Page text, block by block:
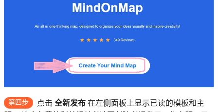
第四步 点击 全新发布 在左侧面板上显示已读的模板和主